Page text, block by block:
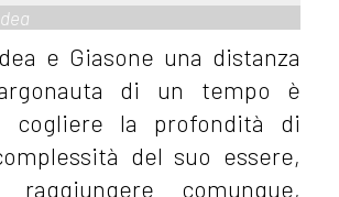
e Giasone una distanza
di un tempo è
cogliere la profondità di
del suo essere,
comunque,